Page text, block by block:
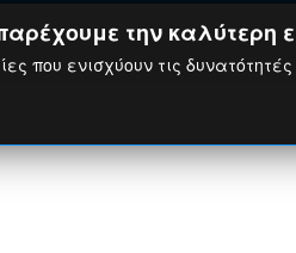
την καλύτερη
που ενισχύουν τις